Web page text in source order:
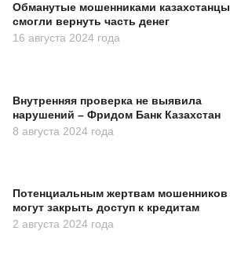
Обманутые мошенниками казахстанцы
смогли вернуть часть денег
16 августа 2024 года
Внутренняя проверка не выявила
нарушений – Фридом Банк Казахстан
8 августа 2024 года
Потенциальным жертвам мошенников
могут закрыть доступ к кредитам
2 августа 2024 года